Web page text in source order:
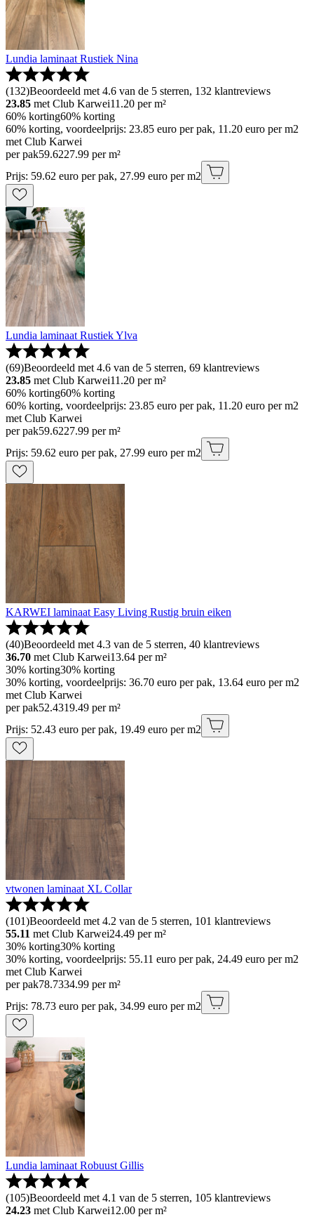
Lundia laminaat Rustiek Nina
(132)Beoordeeld met 4.6 van de 5 sterren, 132 klantreviews
23.85 met Club Karwei11.20 per m²
60% korting60% korting
60% korting, voordeelprijs: 23.85 euro per pak, 11.20 euro per m2
met Club Karwei
per pak59.6227.99 per m²
Prijs: 59.62 euro per pak, 27.99 euro per m2
Lundia laminaat Rustiek Ylva
(69)Beoordeeld met 4.6 van de 5 sterren, 69 klantreviews
23.85 met Club Karwei11.20 per m²
60% korting60% korting
60% korting, voordeelprijs: 23.85 euro per pak, 11.20 euro per m2
met Club Karwei
per pak59.6227.99 per m²
Prijs: 59.62 euro per pak, 27.99 euro per m2
KARWEI laminaat Easy Living Rustig bruin eiken
(40)Beoordeeld met 4.3 van de 5 sterren, 40 klantreviews
36.70 met Club Karwei13.64 per m²
30% korting30% korting
30% korting, voordeelprijs: 36.70 euro per pak, 13.64 euro per m2
met Club Karwei
per pak52.4319.49 per m²
Prijs: 52.43 euro per pak, 19.49 euro per m2
vtwonen laminaat XL Collar
(101)Beoordeeld met 4.2 van de 5 sterren, 101 klantreviews
55.11 met Club Karwei24.49 per m²
30% korting30% korting
30% korting, voordeelprijs: 55.11 euro per pak, 24.49 euro per m2
met Club Karwei
per pak78.7334.99 per m²
Prijs: 78.73 euro per pak, 34.99 euro per m2
Lundia laminaat Robuust Gillis
(105)Beoordeeld met 4.1 van de 5 sterren, 105 klantreviews
24.23 met Club Karwei12.00 per m²